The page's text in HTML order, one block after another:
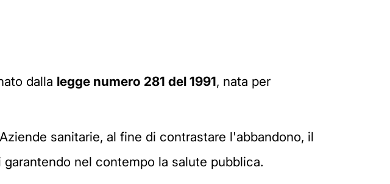
dalla legge numero 281 del 1991, nata per
sanitarie, al fine di contrastare l'abbandono, il
nel contempo la salute pubblica.